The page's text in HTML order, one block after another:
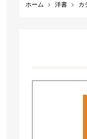
ホーム 洋書 カ